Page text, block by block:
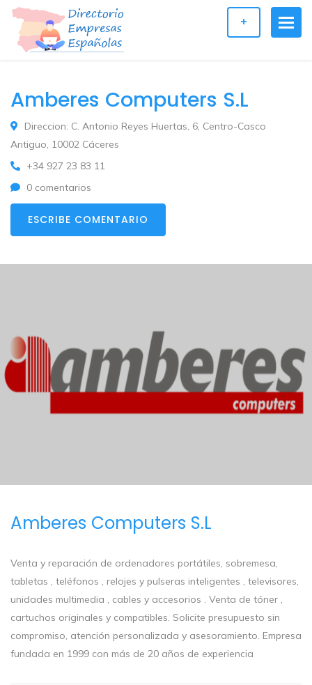
+
Amberes Computers S.L
Direccion: C. Antonio Reyes Huertas, 6, Centro-Casco
Antiguo, 10002 Cáceres
+34 927 23 83 11
0 comentarios
ESCRIBE COMENTARIO
Amberes Computers S.L
Venta y reparación de ordenadores portátiles, sobremesa,
tabletas , teléfonos , relojes y pulseras inteligentes , televisores,
unidades multimedia , cables y accesorios . Venta de tóner ,
cartuchos originales y compatibles. Solicite presupuesto sin
compromiso, atención personalizada y asesoramiento. Empresa
fundada en 1999 con más de 20 años de experiencia